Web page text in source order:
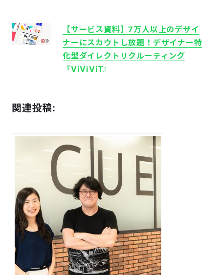
【サービス資料】7万人以上のデザイ
ナーにスカウトし放題！ デザイナー特
化型ダイレクトリクルーティング
『ViViVi​T』
関連投稿: